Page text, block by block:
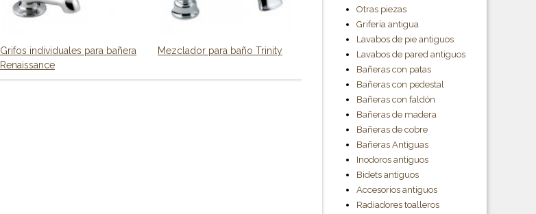
Grifos individuales para bañera
Renaissance
Mezclador para baño Trinity
Otras piezas
Grifería antigua
Lavabos de pie antiguos
Lavabos de pared antiguos
Bañeras con patas
Bañeras con pedestal
Bañeras con faldón
Bañeras de madera
Bañeras de cobre
Bañeras Antiguas
Inodoros antiguos
Bidets antiguos
Accesorios antiguos
Radiadores toalleros